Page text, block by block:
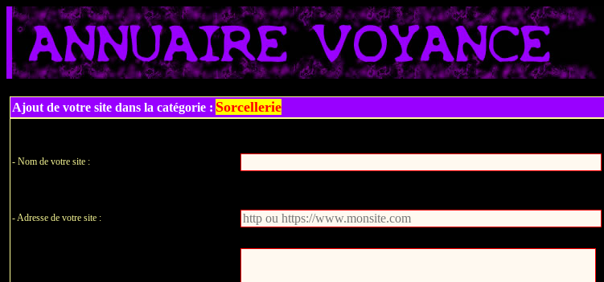
Ajout de votre site dans la catégorie : Sorcellerie
- Nom de votre site :
- Adresse de votre site :